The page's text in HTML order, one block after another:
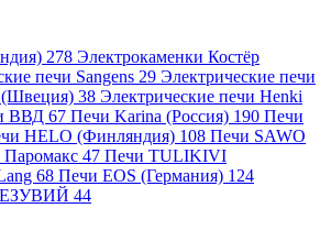
278 Электрокаменки Костёр
печи Sangens 29 Электрические печи
38 Электрические печи Henki
ВВД 67 Печи Karina (Россия) 190 Печи
HELO (Финляндия) 108 Печи SAWO
47 Печи TULIKIVI
68 Печи EOS (Германия) 124
44